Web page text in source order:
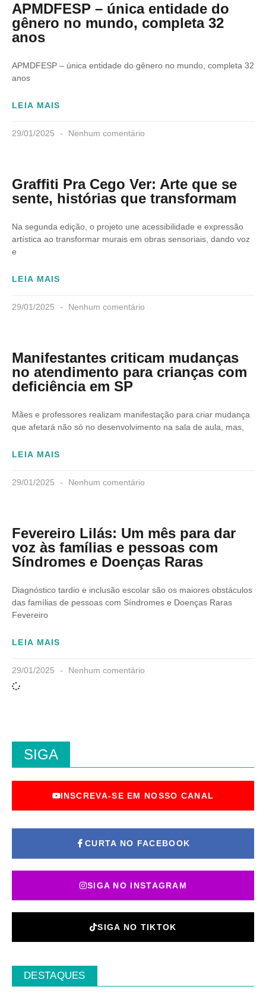
APMDFESP – única entidade do
gênero no mundo, completa 32
anos
APMDFESP – única entidade do gênero no mundo, completa 32
anos
LEIA MAIS
29/01/2025 Nenhum comentário
Graffiti Pra Cego Ver: Arte que se
sente, histórias que transformam
Na segunda edição, o projeto une acessibilidade e expressão
artística ao transformar murais em obras sensoriais, dando voz
e
LEIA MAIS
29/01/2025 Nenhum comentário
Manifestantes criticam mudanças
no atendimento para crianças com
deficiência em SP
Mães e professores realizam manifestação para criar mudança
que afetará não só no desenvolvimento na sala de aula, mas,
LEIA MAIS
29/01/2025 Nenhum comentário
Fevereiro Lilás: Um mês para dar
voz às famílias e pessoas com
Síndromes e Doenças Raras
Diagnóstico tardio e inclusão escolar são os maiores obstáculos
das famílias de pessoas com Síndromes e Doenças Raras
Fevereiro
LEIA MAIS
29/01/2025 Nenhum comentário
SIGA
INSCREVA-SE EM NOSSO CANAL
CURTA NO FACEBOOK
SIGA NO INSTAGRAM
SIGA NO TIKTOK
DESTAQUES